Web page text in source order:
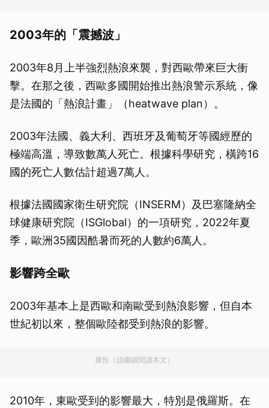
2003年的「震撼波」
2003年8月上半強烈熱浪來襲，對西歐帶來巨大衝
擊。在那之後，西歐多國開始推出熱浪警示系統，像
是法國的「熱浪計畫」（heatwave plan）。
2003年法國、義大利、西班牙及葡萄牙等國經歷的
極端高溫，導致數萬人死亡。根據科學研究，橫跨16
國的死亡人數估計超過7萬人。
根據法國國家衛生研究院（INSERM）及巴塞隆納全
球健康研究院（ISGlobal）的一項研究，2022年夏
季，歐洲35國因酷暑而死的人數約6萬人。
影響跨全歐
2003年基本上是西歐和南歐受到熱浪影響，但自本
世紀初以來，整個歐陸都受到熱浪的影響。
廣告（請繼續閱讀本文）
2010年，東歐受到的影響最大，特別是俄羅斯。在